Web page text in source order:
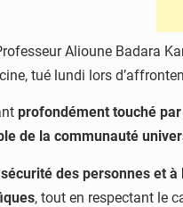
Alioune Badara
tué lundi lors
profondément touché
de la communauté
des personnes et
, tout en respectant le